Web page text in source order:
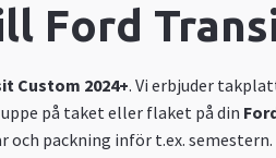
Ford
Custom 2024+. Vi erbjuder
på taket eller flaket på din
och packning inför t.ex.